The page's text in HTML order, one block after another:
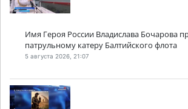
Имя Героя России Владислава Бочарова
патрульному катеру Балтийского флота
5 августа 2026, 21:07